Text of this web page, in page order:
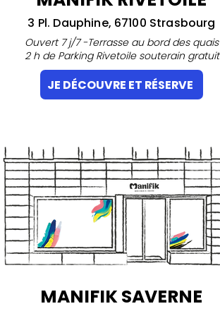
3 Pl. Dauphine, 67100 Strasbourg
Ouvert 7 j/7 -Terrasse au bord des quais
2 h de Parking Rivetoile souterain gratuit
JE DÉCOUVRE ET RÉSERVE
MANIFIK SAVERNE